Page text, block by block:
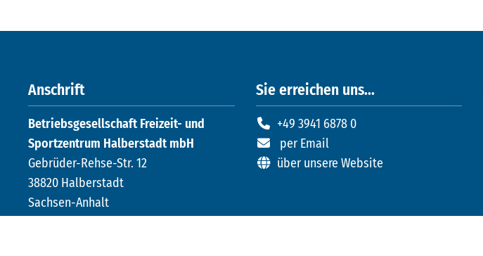
Anschrift
Betriebsgesellschaft Freizeit- und
Sportzentrum Halberstadt mbH
Gebrüder-Rehse-Str. 12
38820 Halberstadt
Sachsen-Anhalt
Sie erreichen uns...
+49 3941 6878 0
per Email
über unsere Website